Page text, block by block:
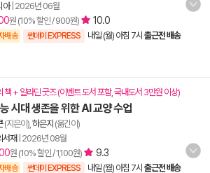
아| 2026년 06월
원 (10% 할인 / 900원) 10.0
배송 썬데이 EXPRESS 내일 (월) 아침 7시 출근전 배송
책 + 알라딘 굿즈 (이벤트 도서 포함, 국내도서 3만원 이상)
시대 생존을 위한 AI 교양 수업
(지은이), 하은지 (옮긴이)
서재 2026년 08월
원 (10% 할인 / 1,100원) 9.3
배송 썬데이 EXPRESS 내일 (월) 아침 7시 출근전 배송